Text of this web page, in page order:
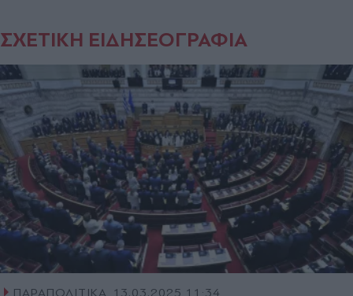
ΣΧΕΤΙΚΗ ΕΙΔΗΣΕΟΓΡΑΦΙΑ
ΠΑΡΑΠΟΛΙΤΙΚΑ
13.03.2025 11:34